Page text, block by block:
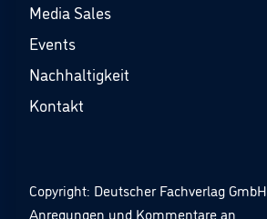
Media Sales
Events
Nachhaltigkeit
Kontakt
Copyright: Deutscher Fachverlag GmbH
Anregungen und Kommentare an